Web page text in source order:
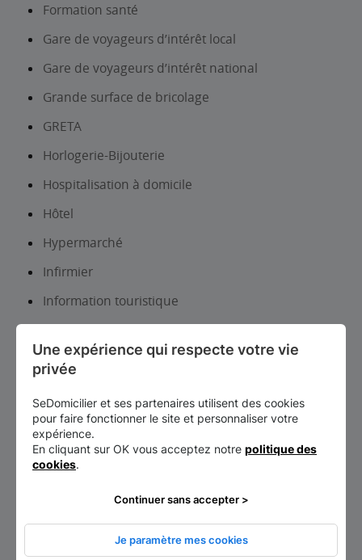
Formation santé
Gare de voyageurs d’intérêt local
Gare de voyageurs d’intérêt national
Grande surface de bricolage
GRETA
Horlogerie-Bijouterie
Hospitalisation à domicile
Hôtel
Hypermarché
Infirmier
Information touristique
Institut de beauté-Onglerie
Institut universitaire
Librairie, papeterie, journaux
Lieux d’exposition et patrimoine
Location auto-utilitaires légers
Lycée d’enseignement général et/ou
technologique
Lycée d’enseignement professionnel
Une expérience qui respecte votre vie
privée
SeDomicilier et ses partenaires utilisent des cookies
pour faire fonctionner le site et personnaliser votre
expérience.
En cliquant sur OK vous acceptez notre politique des
cookies.
Je paramètre mes cookies
Continuer sans accepter >